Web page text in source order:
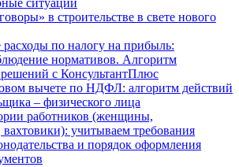
ситуации
в строительстве в свете нового
по налогу на прибыль:
нормативов. Алгоритм
с КонсультантПлюс
вычете по НДФЛ: алгоритм действий
– физического лица
работников (женщины,
вахтовики): учитываем требования
и порядок оформления